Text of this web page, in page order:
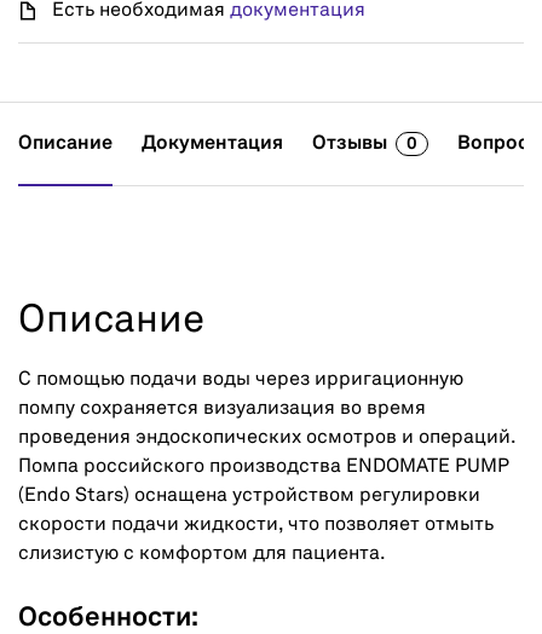
Есть необходимая документация
Описание Документация Отзывы 0
Описание
С помощью подачи воды через ирригационную
помпу сохраняется визуализация во время
проведения эндоскопических осмотров и операций.
Помпа российского производства ENDOMATE PUMP
(Endo Stars) оснащена устройством регулировки
скорости подачи жидкости, что позволяет отмыть
слизистую с комфортом для пациента.
Особенности: